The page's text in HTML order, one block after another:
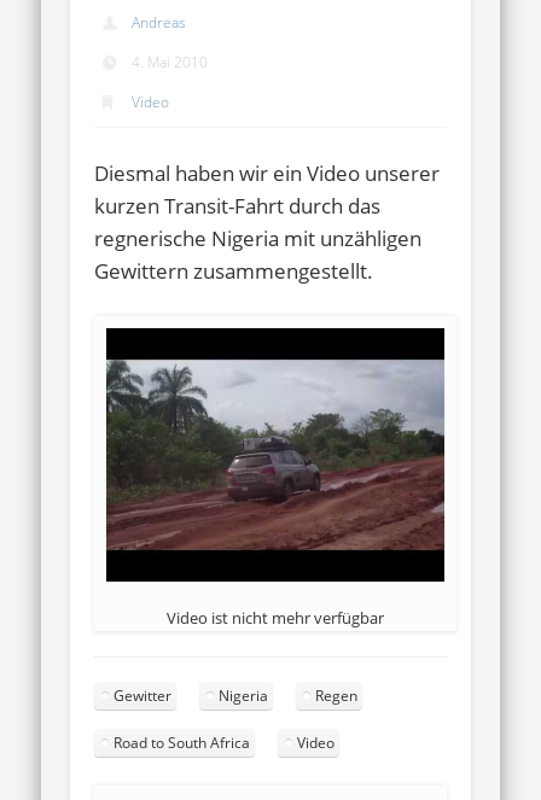
Andreas
4. Mai 2010
Video
Diesmal haben wir ein Video unserer
kurzen Transit-Fahrt durch das
regnerische Nigeria mit unzähligen
Gewittern zusammengestellt.
Video ist nicht mehr verfügbar
Gewitter Nigeria Regen
Road to South Africa Video